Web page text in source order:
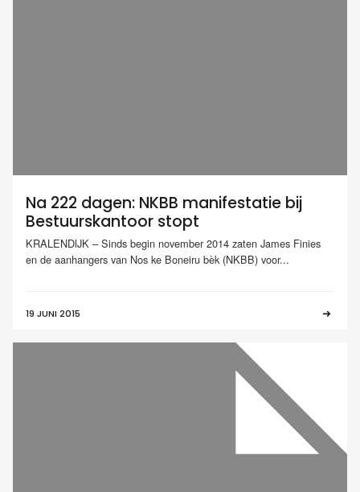
Na 222 dagen: NKBB manifestatie bij
Bestuurskantoor stopt
KRALENDIJK – Sinds begin november 2014 zaten James Finies
en de aanhangers van Nos ke Boneiru bèk (NKBB) voor...
19 JUNI 2015